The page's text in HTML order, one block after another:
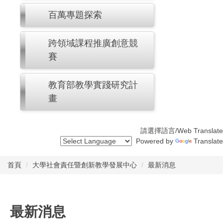
百萬專題探索
跨領域課程推廣創意競
賽
教育部教學實踐研究計
畫
請選擇語言/Web Translate
Powered by
Translate
首頁 大學社會責任暨創新教學發展中心 最新消息
最新消息